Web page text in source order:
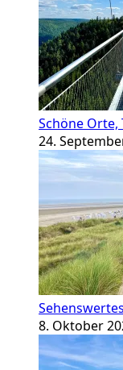
Schöne
24.
8. Oktober